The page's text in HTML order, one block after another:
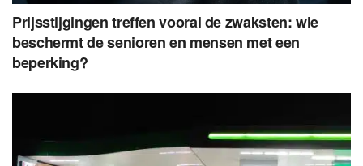
Prijsstijgingen treffen vooral de zwaksten: wie
beschermt de senioren en mensen met een
beperking?